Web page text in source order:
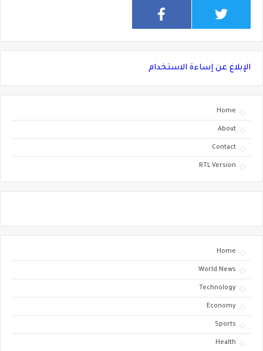
الإبلاغ عن إساءة الاستخدام
Home
About
Contact
RTL Version
Home
World News
Technology
Economy
Sports
Health